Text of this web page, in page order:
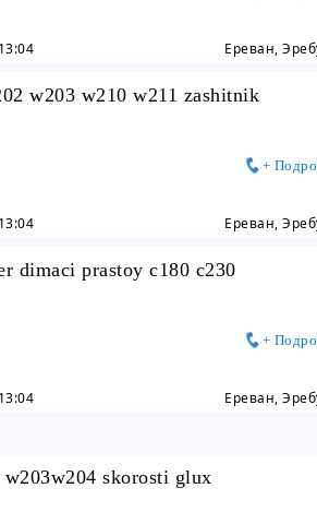
Ереван,
w203 w210 w211 zashitnik
+
Ереван,
dimaci prastoy c180 c230
+
Ереван,
skorosti glux